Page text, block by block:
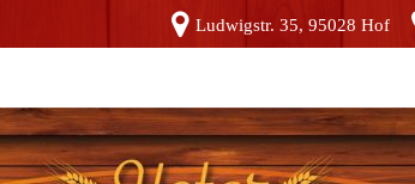
Ludwigstr. 35, 95028 Hof